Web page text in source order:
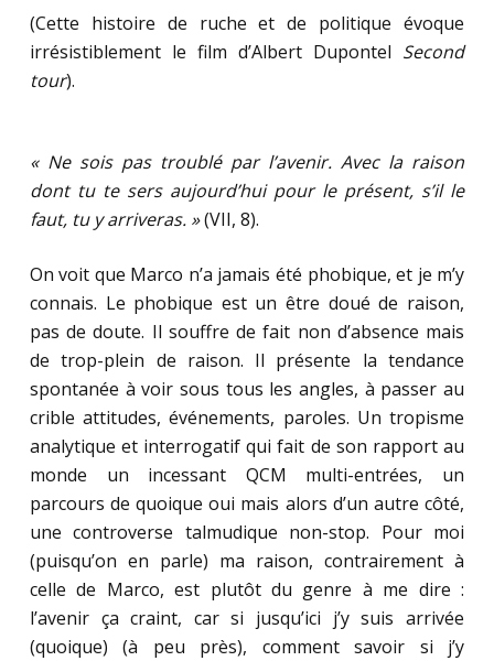
(Cette histoire de ruche et de politique évoque
irrésistiblement le film d’Albert Dupontel Second
tour).
« Ne sois pas troublé par l’avenir. Avec la raison
dont tu te sers aujourd’hui pour le présent, s’il le
faut, tu y arriveras. »(VII, 8).
On voit que Marco n’a jamais été phobique, et je m’y
connais. Le phobique est un être doué de raison,
pas de doute. Il souffre de fait non d’absence mais
de trop-plein de raison. Il présente la tendance
spontanée à voir sous tous les angles, à passer au
crible attitudes, événements, paroles. Un tropisme
analytique et interrogatif qui fait de son rapport au
monde un incessant QCM multi-entrées, un
parcours de quoique oui mais alors d’un autre côté,
une controverse talmudique non-stop. Pour moi
(puisqu’on en parle) ma raison, contrairement à
celle de Marco, est plutôt du genre à me dire :
l’avenir ça craint, car si jusqu’ici j’y suis arrivée
(quoique) (à peu près), comment savoir si j’y